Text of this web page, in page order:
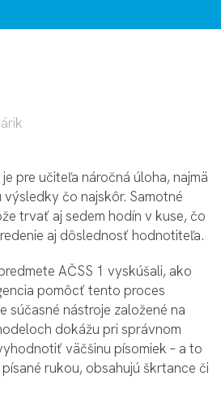
pre učiteľa náročná úloha, najmä
čo najskôr. Samotné
trvať aj sedem hodín v kuse, čo
aj dôslednosť hodnotiteľa.
AČSS 1 vyskúšali, ako
pomôcť tento proces
súčasné nástroje založené na
dokážu pri správnom
väčšinu písomiek – a to
rukou, obsahujú škrtance či